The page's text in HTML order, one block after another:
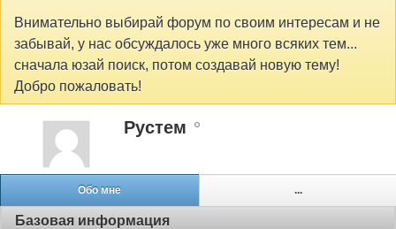
Внимательно выбирай форум по своим интересам и не
забывай, у нас обсуждалось уже много всяких тем...
сначала юзай поиск, потом создавай новую тему!
Добро пожаловать!
Рустем
Обо мне ...
Базовая информация